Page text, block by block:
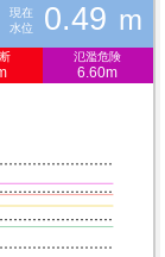
現在
水位
0.49 m
氾濫危険
6.60m